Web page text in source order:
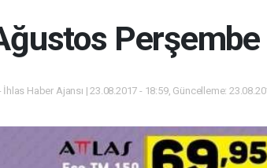
İhlas Haber Ajansı | 23.08.2017 - 18:59, Güncelleme: